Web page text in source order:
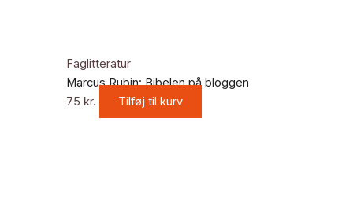
Faglitteratur
Marcus Rubin: Bibelen på bloggen
75 kr. Tilføj til kurv